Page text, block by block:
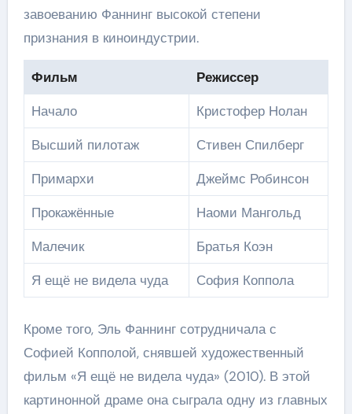
завоеванию Фаннинг высокой степени
признания в киноиндустрии.
Фильм
Режиссер
Начало
Кристофер Нолан
Высший пилотаж
Стивен Спилберг
Примархи
Джеймс Робинсон
Прокажённые
Наоми Мангольд
Малечик
Братья Коэн
Я ещё не видела чуда
София Коппола
Кроме того, Эль Фаннинг сотрудничала с
Софией Копполой, снявшей художественный
фильм «Я ещё не видела чуда» (2010). В этой
картинонной драме она сыграла одну из главных